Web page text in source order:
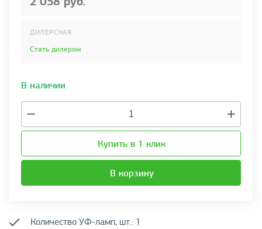
ДИЛЕРСКАЯ
Стать дилером
В наличии
Купить в 1 клик
В корзину
Количество УФ-ламп, шт.: 1